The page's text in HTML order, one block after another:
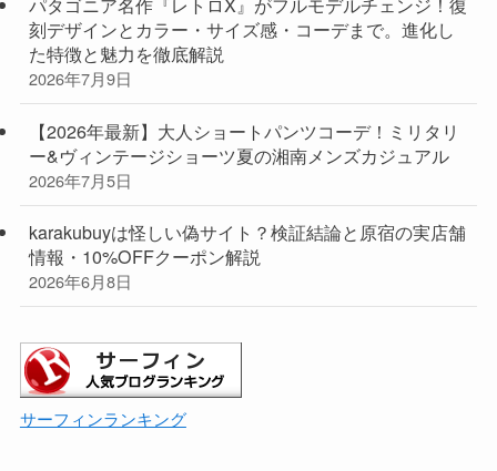
刻デザインとカラー・サイズ感・コーデまで。進化し
た特徴と魅力を徹底解説
2026年7月9日
【2026年最新】大人ショートパンツコーデ！ミリタリ
ー&ヴィンテージショーツ夏の湘南メンズカジュアル
2026年7月5日
karakubuyは怪しい偽サイト？検証結論と原宿の実店舗
情報・10%OFFクーポン解説
2026年6月8日
サーフィンランキング